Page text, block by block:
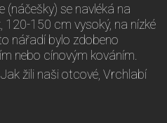
(náčešky) se navléká na
120-150 cm vysoký, na nízké
nářadí bylo zdobeno
nebo cínovým kováním.
žili naši otcové, Vrchlabí